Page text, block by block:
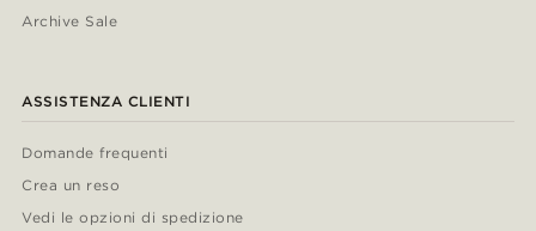
Archive Sale
ASSISTENZA CLIENTI
Domande frequenti
Crea un reso
Vedi le opzioni di spedizione